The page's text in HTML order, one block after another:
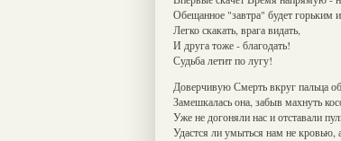
Обещанное "завтра" будет горьким
Легко скакать, врага видать,
И друга тоже - благодать!
Судьба летит по лугу!
Доверчивую Смерть вкруг пальца
Замешкалась она, забыв махнуть
Уже не догоняли нас и отставали
Удастся ли умыться нам не кровью,